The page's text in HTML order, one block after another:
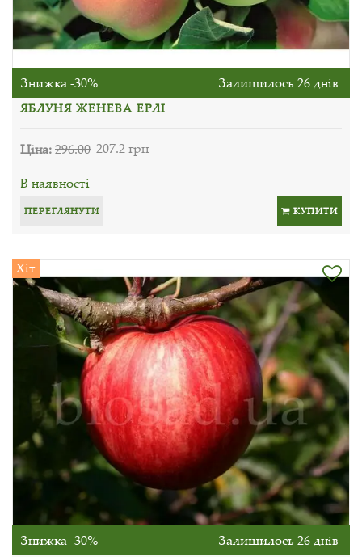
Знижка -30% Залишилось 26 днів
ЯБЛУНЯ ЖЕНЕВА ЕРЛІ
Ціна:296.00 207.2 грн
В наявності
ПЕРЕГЛЯНУТИ КУПИТИ
Хіт
Знижка -30% Залишилось 26 днів